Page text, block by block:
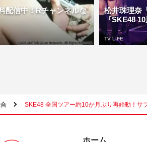
配信中！Rチャンネルな
松井珠理奈
『SKE48
TV LIFE
SKE48 全国ツアー約10か月ぶり再始動！サ
ホーム